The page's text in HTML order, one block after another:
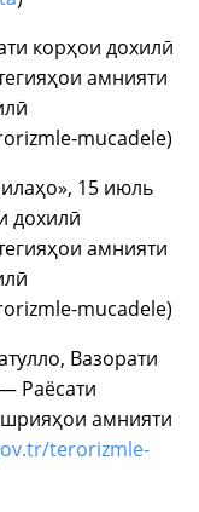
корҳои дохилӣ
амнияти
mucadele)
15 июль
дохилӣ
амнияти
mucadele)
Вазорати
Раёсати
амнияти
terorizmle-